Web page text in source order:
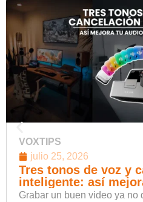
VOXTIPS
julio 25, 2026
Tres tonos de voz y
inteligente: así
Mic Mini 2
Grabar un buen video ya no